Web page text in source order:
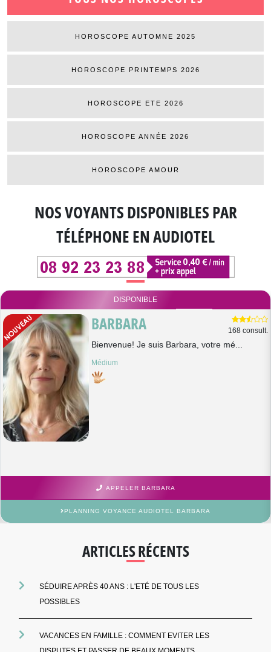
HOROSCOPE AUTOMNE 2025
HOROSCOPE PRINTEMPS 2026
HOROSCOPE ETE 2026
HOROSCOPE ANNÉE 2026
HOROSCOPE AMOUR
NOS VOYANTS DISPONIBLESPAR
TÉLÉPHONE EN AUDIOTEL
DISPONIBLE
BARBARA 168 consult.
Bienvenue! Je suis Barbara, votre mé...
Médium
APPELER BARBARA
PLANNING VOYANCE AUDIOTEL BARBARA
ARTICLES RÉCENTS
SÉDUIRE APRÈS 40 ANS : L'ETÉ DE TOUS LES
POSSIBLES
VACANCES EN FAMILLE : COMMENT EVITER LES